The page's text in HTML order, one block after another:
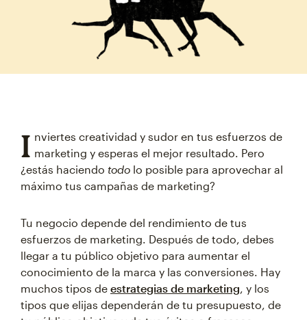
I nviertes creatividad y sudor en tus esfuerzos de
marketing y esperas el mejor resultado. Pero
¿estás haciendo todo lo posible para aprovechar al
máximo tus campañas de marketing?
Tu negocio depende del rendimiento de tus
esfuerzos de marketing. Después de todo, debes
llegar a tu público objetivo para aumentar el
conocimiento de la marca y las conversiones. Hay
muchos tipos de estrategias de marketing, y los
tipos que elijas dependerán de tu presupuesto, de